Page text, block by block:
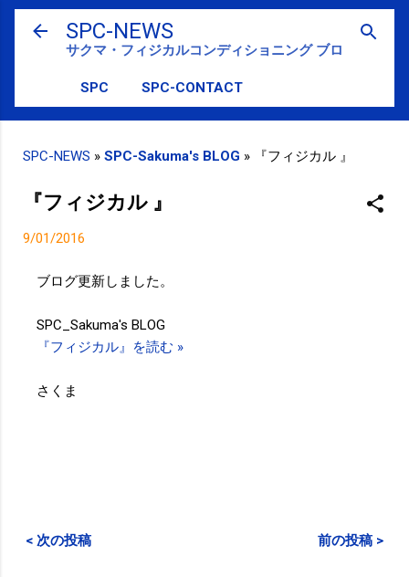
スキップしてメイン コンテンツに移動
SPC-NEWS
サクマ・フィジカルコンディショニング ブログ
SPC SPC-CONTACT
SPC-NEWS » SPC-Sakuma's BLOG » 『フィジカル 』
『フィジカル 』
9/01/2016
ブログ更新しました。
SPC_Sakuma's BLOG
『フィジカル』を読む »
さくま
< 次の投稿 前の投稿 >